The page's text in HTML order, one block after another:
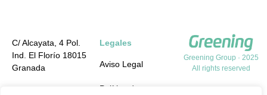
C/ Alcayata, 4 Pol.
Ind. El Florío 18015
Granada
Legales
Aviso Legal
Política de
Greening Group · 2025
All rights reserved